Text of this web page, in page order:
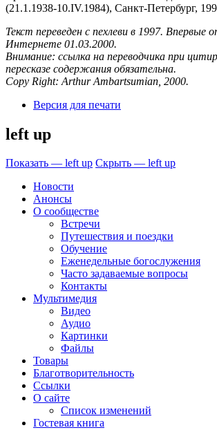
(21.1.1938-10.IV.1984), Санкт-Петербург,
Текст переведен с пехлеви в 1997. Впервые
Интернете 01.03.2000.
Внимание: ссылка на переводчика при
пересказе содержания обязательна.
Copy Right: Arthur Ambartsumian, 2000.
Версия для печати
left up
Показать — left up Скрыть — left up
Новости
Анонсы
О сообществе
Встречи
Путешествия и поездки
Обучение
Еженедельные богослужения
Часто задаваемые вопросы
Контакты
Мультимедия
Видео
Аудио
Картинки
Файлы
Товары
Благотворительность
Ссылки
О сайте
Список изменений
Гостевая книга